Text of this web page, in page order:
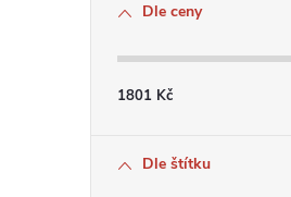
Dle ceny
1801 Kč
Dle štítku